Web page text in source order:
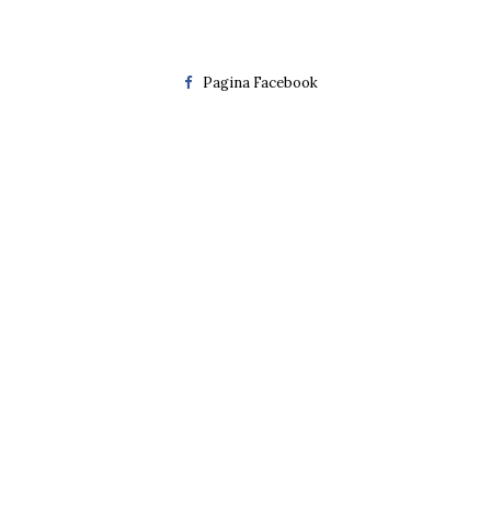
Pagina Facebook